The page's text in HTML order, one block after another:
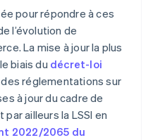
pour répondre à ces
l’évolution de
La mise à jour la plus
biais du décret-loi
réglementations sur
à jour du cadre de
ailleurs la LSSI en
2022/2065 du